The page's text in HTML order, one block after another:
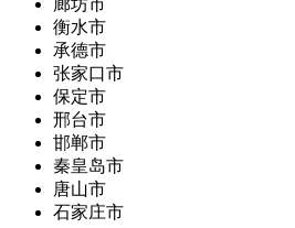
廊坊市
衡水市
承德市
张家口市
保定市
邢台市
邯郸市
秦皇岛市
唐山市
石家庄市